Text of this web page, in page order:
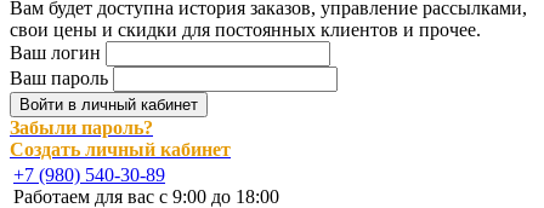
Вам будет доступна история заказов, управление рассылками,
свои цены и скидки для постоянных клиентов и прочее.
Ваш логин
Ваш пароль
Войти в личный кабинет
Забыли пароль?
Создать личный кабинет
+7 (980) 540-30-89
Работаем для вас с 9:00 до 18:00